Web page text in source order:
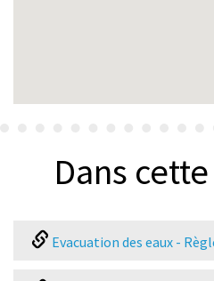
Dans
Evacuation des eaux -